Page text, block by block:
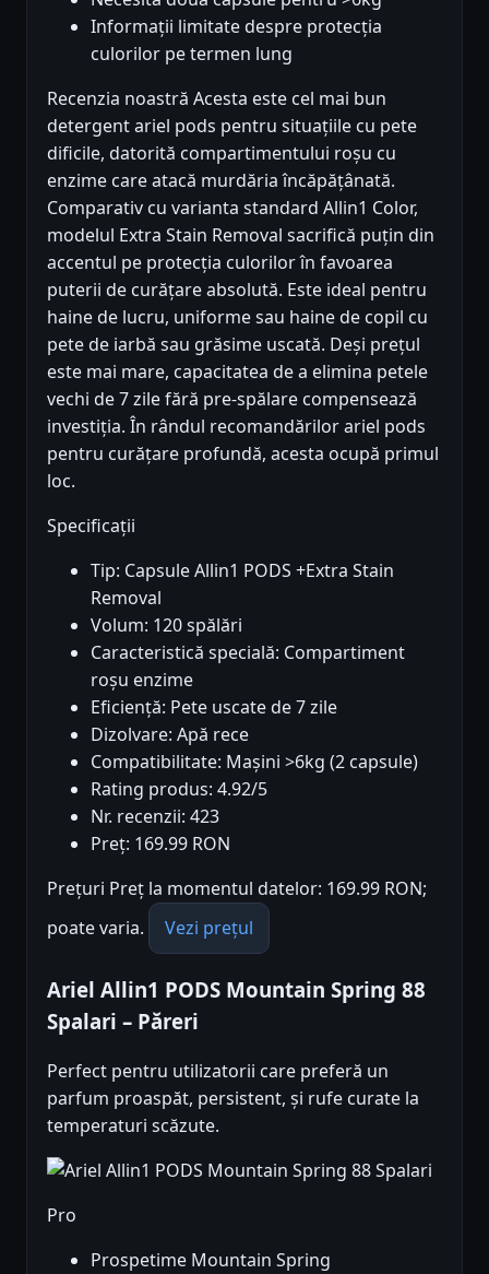
Informații limitate despre protecția
culorilor pe termen lung
Recenzia noastră Acesta este cel mai bun
detergent ariel pods pentru situațiile cu pete
dificile, datorită compartimentului roșu cu
enzime care atacă murdăria încăpățânată.
Comparativ cu varianta standard Allin1 Color,
modelul Extra Stain Removal sacrifică puțin din
accentul pe protecția culorilor în favoarea
puterii de curățare absolută. Este ideal pentru
haine de lucru, uniforme sau haine de copil cu
pete de iarbă sau grăsime uscată. Deși prețul
este mai mare, capacitatea de a elimina petele
vechi de 7 zile fără pre-spălare compensează
investiția. În rândul recomandărilor ariel pods
pentru curățare profundă, acesta ocupă primul
loc.
Specificații
Tip: Capsule Allin1 PODS +Extra Stain
Removal
Volum: 120 spălări
Caracteristică specială: Compartiment
roșu enzime
Eficiență: Pete uscate de 7 zile
Dizolvare: Apă rece
Compatibilitate: Mașini >6kg (2 capsule)
Rating produs: 4.92/5
Nr. recenzii: 423
Preț: 169.99 RON
Prețuri Preț la momentul datelor: 169.99 RON;
poate varia.
Vezi prețul
Ariel Allin1 PODS Mountain Spring 88
Spalari – Păreri
Perfect pentru utilizatorii care preferă un
parfum proaspăt, persistent, și rufe curate la
temperaturi scăzute.
Pro
Prospetime Mountain Spring